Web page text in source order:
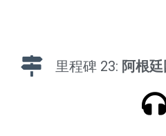
里程碑 23: 阿根